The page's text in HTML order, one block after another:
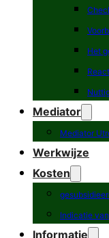
Het
Mediator
Mediator
Werkwijze
Kosten
Indicatie
Informatie